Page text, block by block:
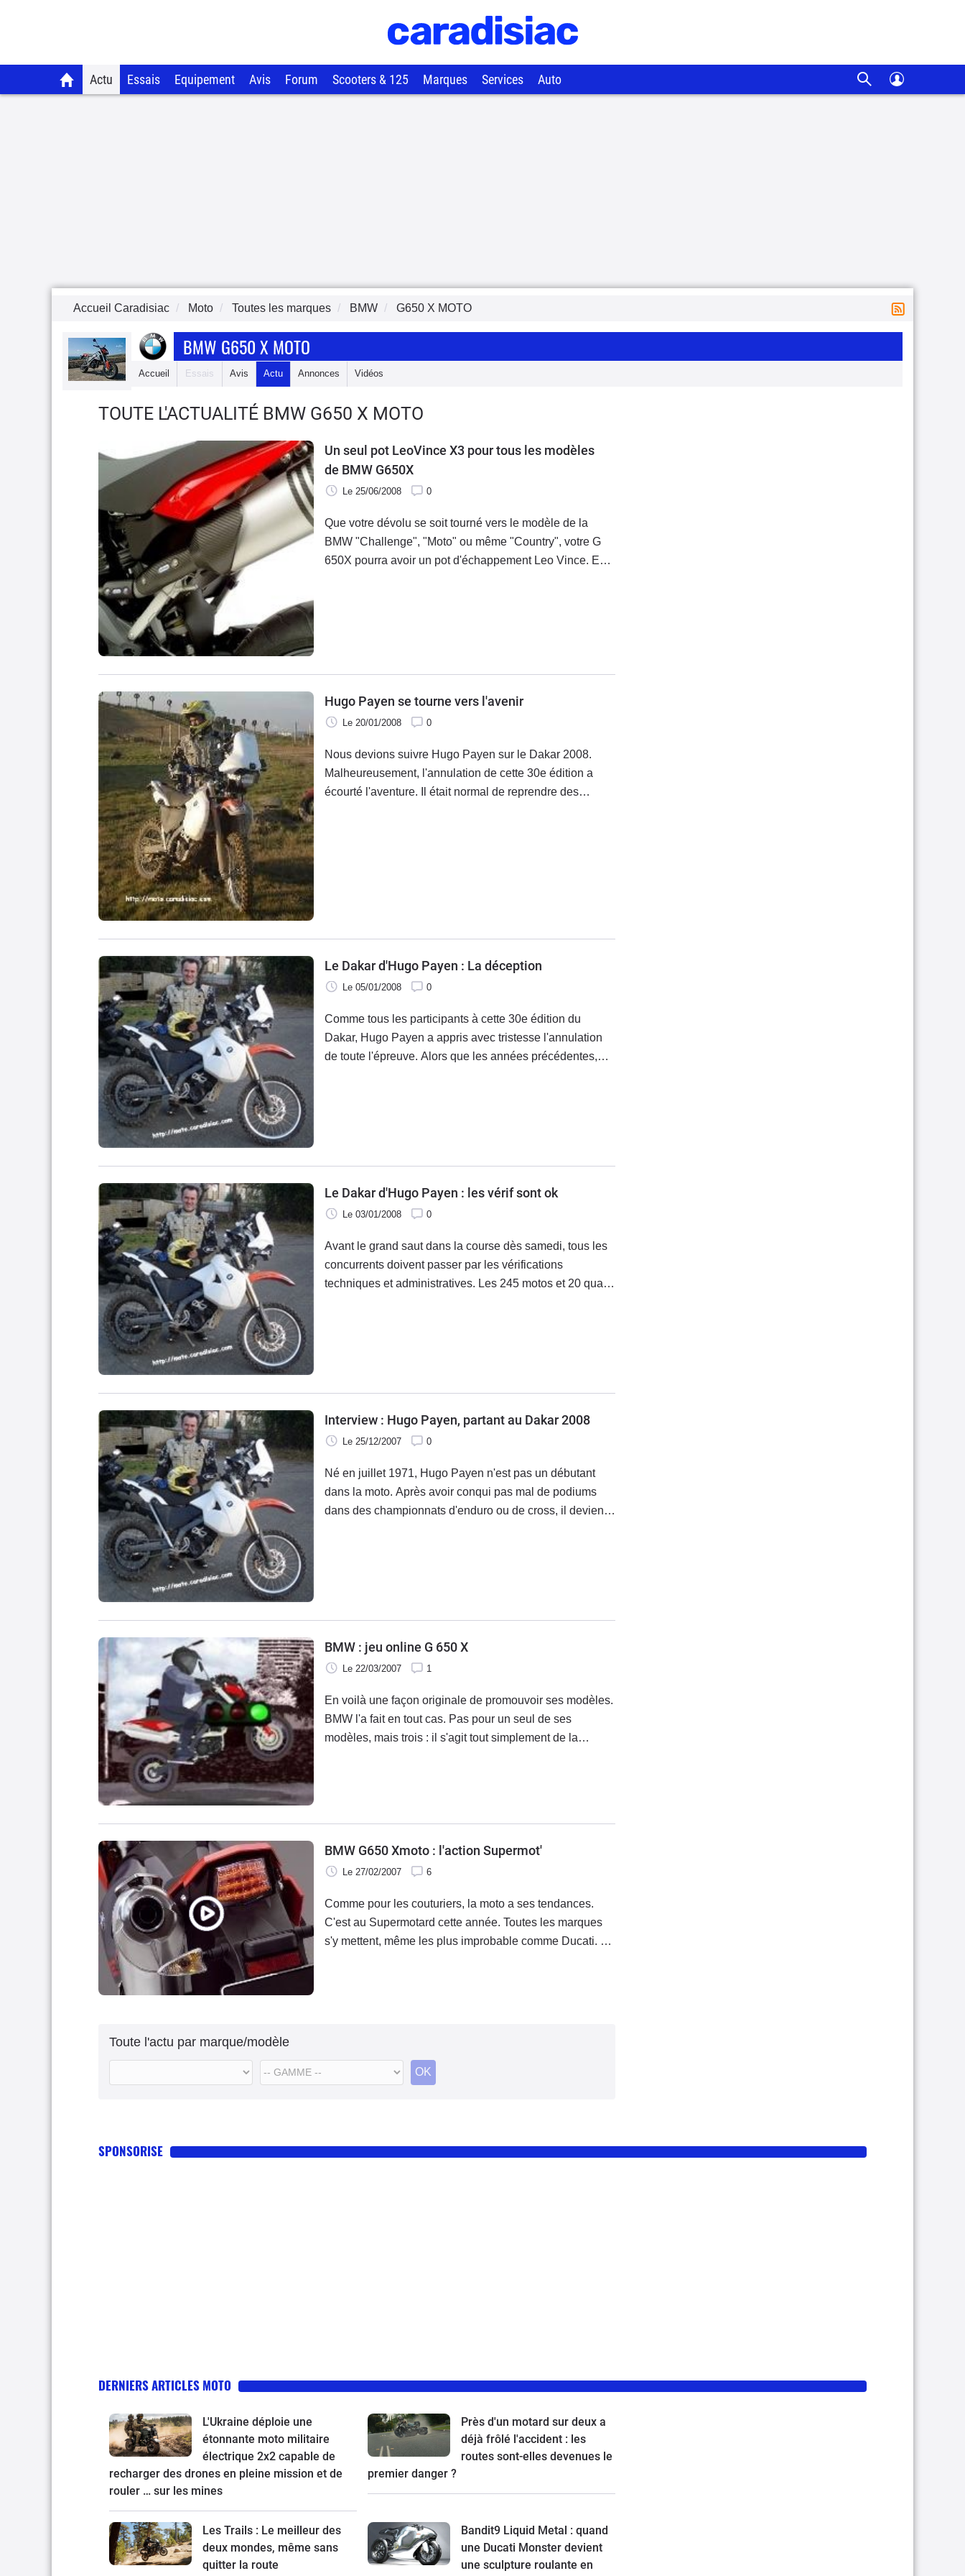
Actu Essais Equipement Avis Forum Scooters & 125 Marques Services Auto
Accueil Caradisiac Moto Toutes les marques BMW G650 X MOTO
BMW G650 X MOTO
Accueil Essais Avis Actu Annonces Vidéos
TOUTE L'ACTUALITÉ BMW G650 X MOTO
Un seul pot LeoVince X3 pour tous les modèles
de BMW G650X
Le 25/06/2008 0
Que votre dévolu se soit tourné vers le modèle de la
BMW "Challenge", "Moto" ou même "Country", votre G
650X pourra avoir un pot d'échappement Leo Vince. En
Hugo Payen se tourne vers l'avenir
Le 20/01/2008 0
Nous devions suivre Hugo Payen sur le Dakar 2008.
Malheureusement, l'annulation de cette 30e édition a
écourté l'aventure. Il était normal de reprendre des
Le Dakar d'Hugo Payen : La déception
Le 05/01/2008 0
Comme tous les participants à cette 30e édition du
Dakar, Hugo Payen a appris avec tristesse l'annulation
de toute l'épreuve. Alors que les années précédentes,
Le Dakar d'Hugo Payen : les vérif sont ok
Le 03/01/2008 0
Avant le grand saut dans la course dès samedi, tous les
concurrents doivent passer par les vérifications
techniques et administratives. Les 245 motos et 20 quads
Interview : Hugo Payen, partant au Dakar 2008
Le 25/12/2007 0
Né en juillet 1971, Hugo Payen n'est pas un débutant
dans la moto. Après avoir conqui pas mal de podiums
dans des championnats d'enduro ou de cross, il devient
BMW : jeu online G 650 X
Le 22/03/2007 1
En voilà une façon originale de promouvoir ses modèles.
BMW l'a fait en tout cas. Pas pour un seul de ses
modèles, mais trois : il s'agit tout simplement de la
BMW G650 Xmoto : l'action Supermot'
Le 27/02/2007 6
Comme pour les couturiers, la moto a ses tendances.
C'est au Supermotard cette année. Toutes les marques
s'y mettent, même les plus improbable comme Ducati. La
Toute l'actu par marque/modèle
OK
SPONSORISE
DERNIERS ARTICLES MOTO
L'Ukraine déploie une
étonnante moto militaire
électrique 2x2 capable de
recharger des drones en pleine mission et de
rouler … sur les mines
Près d'un motard sur deux a
déjà frôlé l'accident : les
routes sont-elles devenues le
premier danger ?
Les Trails : Le meilleur des
deux mondes, même sans
quitter la route
Bandit9 Liquid Metal : quand
une Ducati Monster devient
une sculpture roulante en